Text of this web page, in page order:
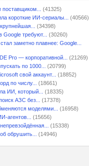
(41325)
короткие ИИ-сериалы...
(40566)
(34398)
требуют...
(30260)
заметно плавнее: Google...
Pro — корпоративной...
(21269)
по 1000...
(20799)
свой аккаунт...
(18852)
по числу...
(18661)
ИИ, который...
(18335)
АЗС без...
(17378)
моделями...
(16958)
агентов...
(15656)
(15338)
обрушить...
(14946)